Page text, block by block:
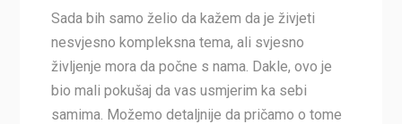
Sada bih samo želio da kažem da je živjeti
nesvjesno kompleksna tema, ali svjesno
življenje mora da počne s nama. Dakle, ovo je
bio mali pokušaj da vas usmjerim ka sebi
samima. Možemo detaljnije da pričamo o tome